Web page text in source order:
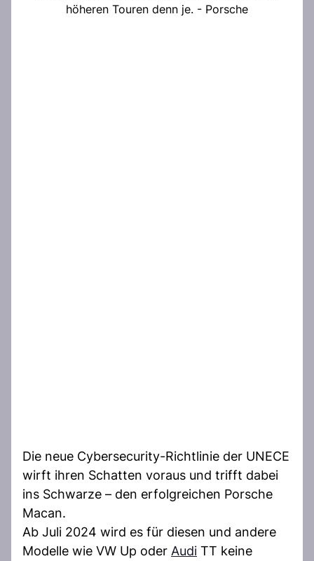
höheren Touren denn je. - Porsche
Die neue Cybersecurity-Richtlinie der UNECE
wirft ihren Schatten voraus und trifft dabei
ins Schwarze – den erfolgreichen Porsche
Macan.
Ab Juli 2024 wird es für diesen und andere
Modelle wie VW Up oder Audi TT keine